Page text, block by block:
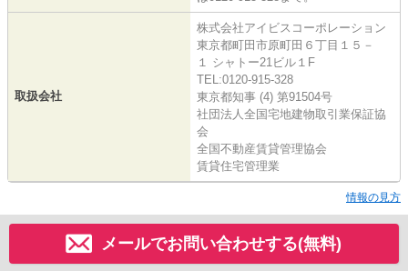
取扱会社
株式会社アイビスコーポレーション
東京都町田市原町田６丁目１５－
１ シャトー21ビル１F
TEL:0120-915-328
東京都知事 (4) 第91504号
社団法人全国宅地建物取引業保証協
会
全国不動産賃貸管理協会
賃貸住宅管理業
情報の見方
メールでお問い合わせする(無料)